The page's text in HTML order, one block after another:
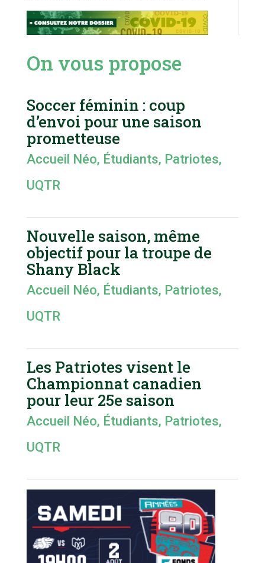
On vous propose
Soccer féminin : coup
d’envoi pour une saison
prometteuse
Accueil Néo, Étudiants, Patriotes,
UQTR
Nouvelle saison, même
objectif pour la troupe de
Shany Black
Accueil Néo, Étudiants, Patriotes,
UQTR
Les Patriotes visent le
Championnat canadien
pour leur 25e saison
Accueil Néo, Étudiants, Patriotes,
UQTR